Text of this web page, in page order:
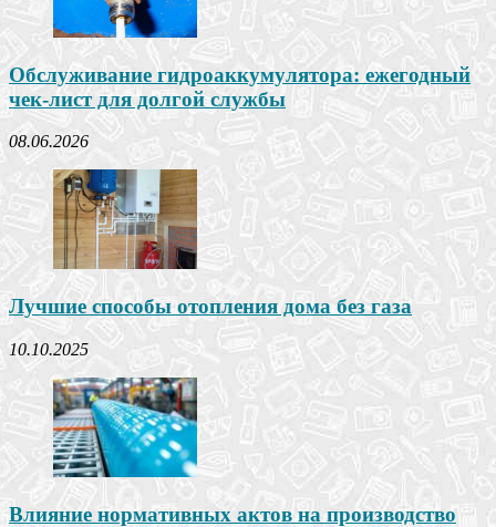
Обслуживание гидроаккумулятора: ежегодный
чек-лист для долгой службы
08.06.2026
Лучшие способы отопления дома без газа
10.10.2025
Влияние нормативных актов на производство